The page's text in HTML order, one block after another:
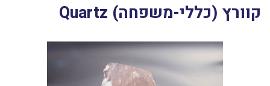
קוורץ (כללי-משפחה) Quartz